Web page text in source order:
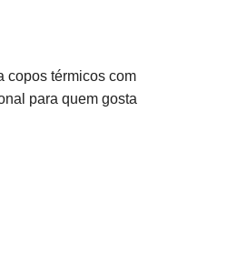
copos térmicos com
para quem gosta